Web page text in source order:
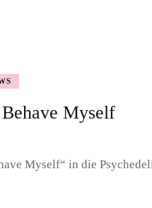
Myself
Myself“ in die